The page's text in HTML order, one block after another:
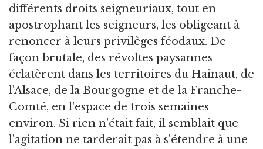
différents droits seigneuriaux, tout en
apostrophant les seigneurs, les obligeant à
renoncer à leurs privilèges féodaux. De
façon brutale, des révoltes paysannes
éclatèrent dans les territoires du Hainaut, de
l'Alsace, de la Bourgogne et de la Franche-
Comté, en l'espace de trois semaines
environ. Si rien n'était fait, il semblait que
l'agitation ne tarderait pas à s'étendre à une